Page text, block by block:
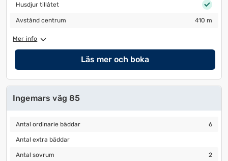
Husdjur tillåtet
Avstånd centrum
Avstånd centrum 410 m
Mer info
Läs mer och boka
Ingemars väg 85
Antal ordinarie bäddar
Antal ordinarie bäddar 6
Antal extra bäddar
Antal extra bäddar
Antal sovrum
Antal sovrum 2